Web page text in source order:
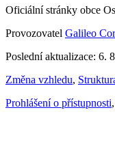
Oficiální stránky obce
Provozovatel Galileo
Poslední aktualizace: 6.
Změna vzhledu,
Prohlášení o přístupnosti,